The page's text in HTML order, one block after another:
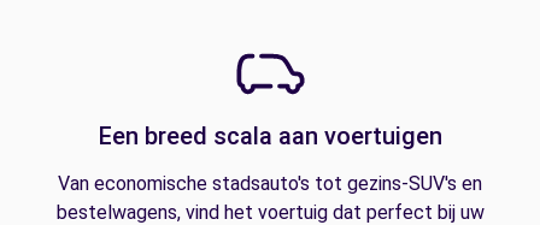
Een breed scala aan voertuigen
Van economische stadsauto's tot gezins-SUV's en
bestelwagens, vind het voertuig dat perfect bij uw